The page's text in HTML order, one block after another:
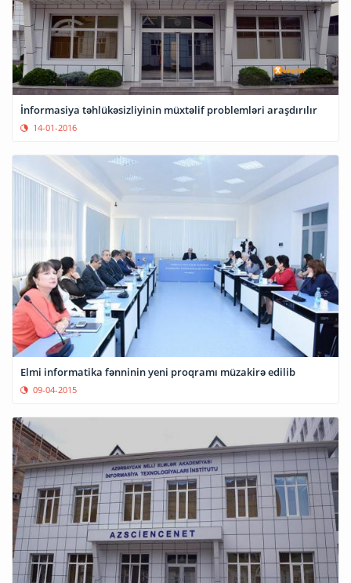
İnformasiya təhlükəsizliyinin müxtəlif problemləri araşdırılır
14-01-2016
Elmi informatika fənninin yeni proqramı müzakirə edilib
09-04-2015